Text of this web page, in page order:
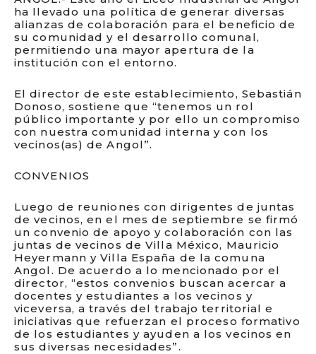
ha llevado una política de generar diversas
alianzas de colaboración para el beneficio de
su comunidad y el desarrollo comunal,
permitiendo una mayor apertura de la
institución con el entorno.
El director de este establecimiento, Sebastián
Donoso, sostiene que “tenemos un rol
público importante y por ello un compromiso
con nuestra comunidad interna y con los
vecinos(as) de Angol”.
CONVENIOS
Luego de reuniones con dirigentes de juntas
de vecinos, en el mes de septiembre se firmó
un convenio de apoyo y colaboración con las
juntas de vecinos de Villa México, Mauricio
Heyermann y Villa España de la comuna
Angol. De acuerdo a lo mencionado por el
director, “estos convenios buscan acercar a
docentes y estudiantes a los vecinos y
viceversa, a través del trabajo territorial e
iniciativas que refuerzan el proceso formativo
de los estudiantes y ayuden a los vecinos en
sus diversas necesidades”.